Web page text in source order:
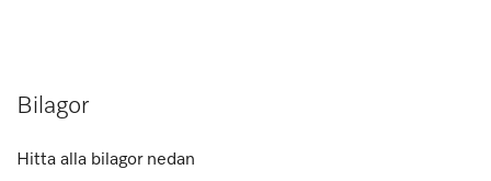
Bilagor
Hitta alla bilagor nedan